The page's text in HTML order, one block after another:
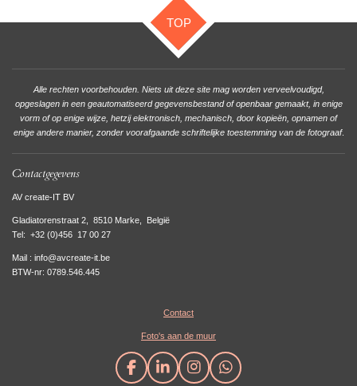
TOP
Alle rechten voorbehouden. Niets uit deze site mag worden verveelvoudigd,
opgeslagen in een geautomatiseerd gegevensbestand of openbaar gemaakt, in enige
vorm of op enige wijze, hetzij elektronisch, mechanisch, door kopieën, opnamen of
enige andere manier, zonder voorafgaande schriftelijke toestemming van de fotograaf.
Contactgegevens
AV create-IT BV
Gladiatorenstraat 2, 8510 Marke, België
Tel: +32 (0)456 17 00 27
Mail : info@avcreate-it.be
BTW-nr: 0789.546.445
Contact
Foto's aan de muur
F
L
I
W